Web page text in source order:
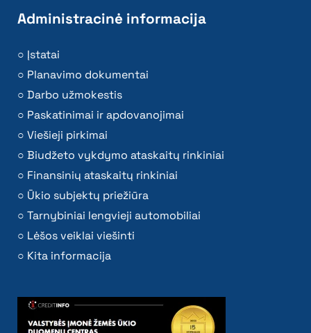
Administracinė informacija
Įstatai
Planavimo dokumentai
Darbo užmokestis
Paskatinimai ir apdovanojimai
Viešieji pirkimai
Biudžeto vykdymo ataskaitų rinkiniai
Finansinių ataskaitų rinkiniai
Ūkio subjektų priežiūra
Tarnybiniai lengvieji automobiliai
Lėšos veiklai viešinti
Kita informacija